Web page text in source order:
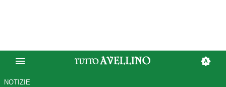
NOTIZIE